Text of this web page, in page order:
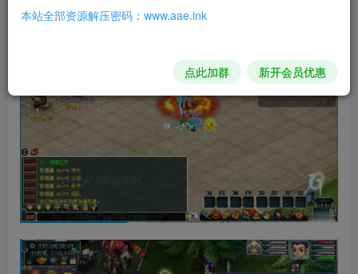
本站全部资源解压密码：www.aae.ink
点此加群 新开会员优惠